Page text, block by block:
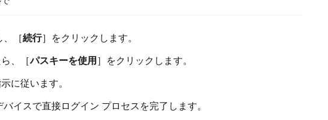
、［続行］をクリックします。
、［パスキーを使用 ］をクリックします。
に従います。
バイスで直接ログイン プロセスを完了します。